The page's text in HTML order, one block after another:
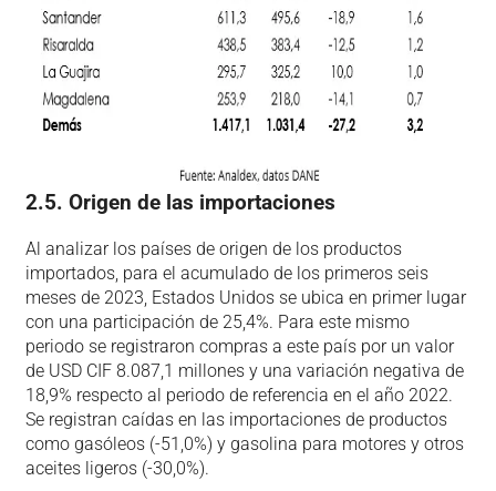
2.5. Origen de las importaciones
Al analizar los países de origen de los productos
importados, para el acumulado de los primeros seis
meses de 2023, Estados Unidos se ubica en primer lugar
con una participación de 25,4%. Para este mismo
periodo se registraron compras a este país por un valor
de USD CIF 8.087,1 millones y una variación negativa de
18,9% respecto al periodo de referencia en el año 2022.
Se registran caídas en las importaciones de productos
como gasóleos (-51,0%) y gasolina para motores y otros
aceites ligeros (-30,0%).